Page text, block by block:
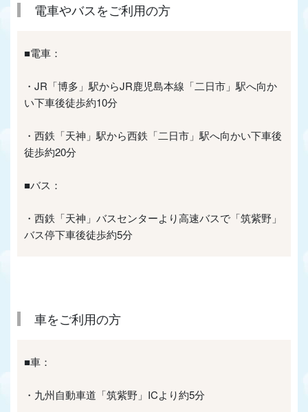
電車やバスをご利用の方
■電車：
・JR「博多」駅からJR鹿児島本線「二日市」駅へ向か
い下車後徒歩約10分
・西鉄「天神」駅から西鉄「二日市」駅へ向かい下車後
徒歩約20分
■バス：
・西鉄「天神」バスセンターより高速バスで「筑紫野」
バス停下車後徒歩約5分
車をご利用の方
■車：
・九州自動車道「筑紫野」ICより約5分